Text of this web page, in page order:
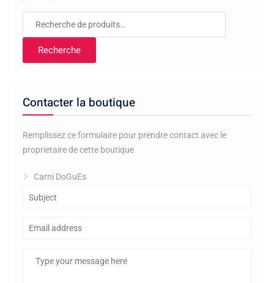
Recherche
Recherche
Contacter la boutique
Remplissez ce formulaire pour prendre contact avec le
proprietaire de cette boutique
Carni DoGuEs